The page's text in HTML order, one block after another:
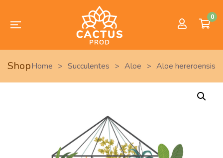
0
ShopHome > Succulentes > Aloe > Aloe hereroensis